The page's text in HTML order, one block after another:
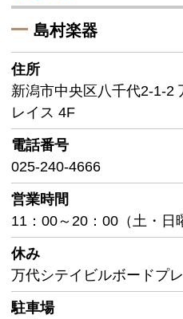
島村楽器
住所
新潟市中央区八千代2-1-2
レイス 4F
電話番号
025-240-4666
営業時間
11：00～20：00（土・日
休み
万代シテイビルボードプ
駐車場